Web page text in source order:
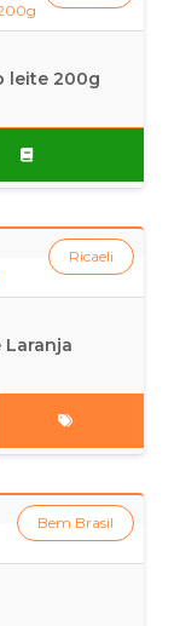
leite 200g
Laranja
Ricaeli
Bem Brasil